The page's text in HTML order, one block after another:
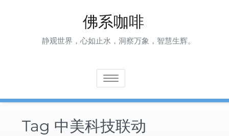
佛系咖啡
静观世界，心如止水，洞察万象，智慧生辉。
Toggle navigation
Tag 中美科技联动